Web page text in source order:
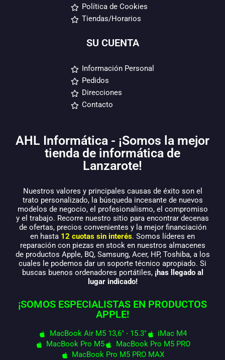
Política de Cookies
Tiendas/Horarios
SU CUENTA
Información Personal
Pedidos
Direcciones
Contacto
AHL Informática - ¡Somos la mejor
tienda de informática de
Lanzarote!
Nuestros valores y principales causas de éxito son el
trato personalizado, la búsqueda incesante de nuevos
modelos de negocio, el profesionalismo, el compromiso
y el trabajo. Recorre nuestro sitio para encontrar decenas
de ofertas, precios convenientes y la mejor financiación
en hasta 12 cuotas sin interés. Somos líderes en
reparación con piezas en stock en nuestros almacenes
de productos Apple, BQ, Samsung, Acer, HP, Toshiba, a los
cuales le podemos dar un soporte técnico apropiado. Si
buscas buenos ordenadores portátiles, ¡has llegado al
lugar indicado!
¡SOMOS ESPECIALISTAS EN PRODUCTOS
APPLE!
MacBook Air M5 13,6" - 15.3"
iMac M4
MacBook Pro M5
MacBook Pro M5 PRO
MacBook Pro M5 PRO MAX